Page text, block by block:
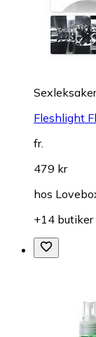
Sexleksaker
Fleshlight
fr.
479 kr
hos
+14 butiker